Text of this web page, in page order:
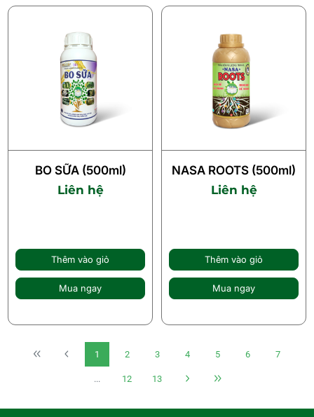
BO SỮA (500ml)
Liên hệ
Thêm vào giỏ
Mua ngay
NASA ROOTS (500ml)
Liên hệ
Thêm vào giỏ
Mua ngay
1 2 3 4 5 6 7
... 12 13